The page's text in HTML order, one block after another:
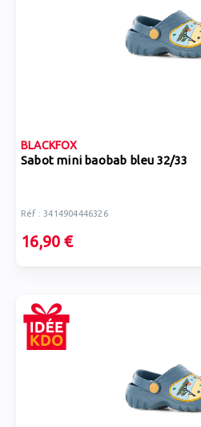
BLACKFOX
Sabot mini baobab bleu 32/33
Réf : 3414904446326
16,90 €